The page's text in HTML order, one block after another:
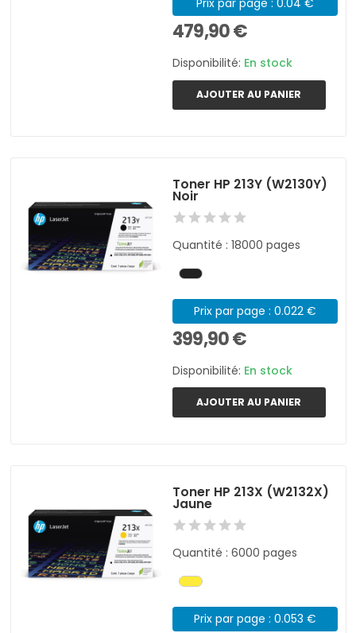
Prix par page : 0.04 €
479,90 €
Disponibilité: En stock
AJOUTER AU PANIER
Toner HP 213Y (W2130Y)
Noir
Quantité : 18000 pages
Prix par page : 0.022 €
399,90 €
Disponibilité: En stock
AJOUTER AU PANIER
Toner HP 213X (W2132X)
Jaune
Quantité : 6000 pages
Prix par page : 0.053 €